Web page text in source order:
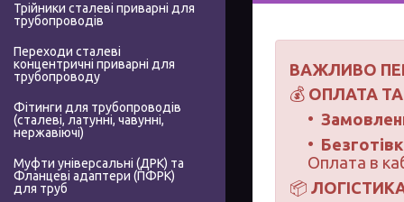
ВАЖЛИВО
💰 ОПЛАТА
Оплата в
📦
Трійники сталеві приварні для
трубопроводів
Переходи сталеві
концентричні приварні для
трубопроводу
Фітинги для трубопроводів
(сталеві, латунні, чавунні,
нержавіючі)
Муфти універсальні (ДРК) та
Фланцеві адаптери (ПФРК)
для труб